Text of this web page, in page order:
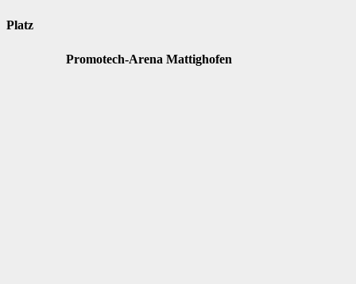
Platz
Promotech-Arena Mattighofen